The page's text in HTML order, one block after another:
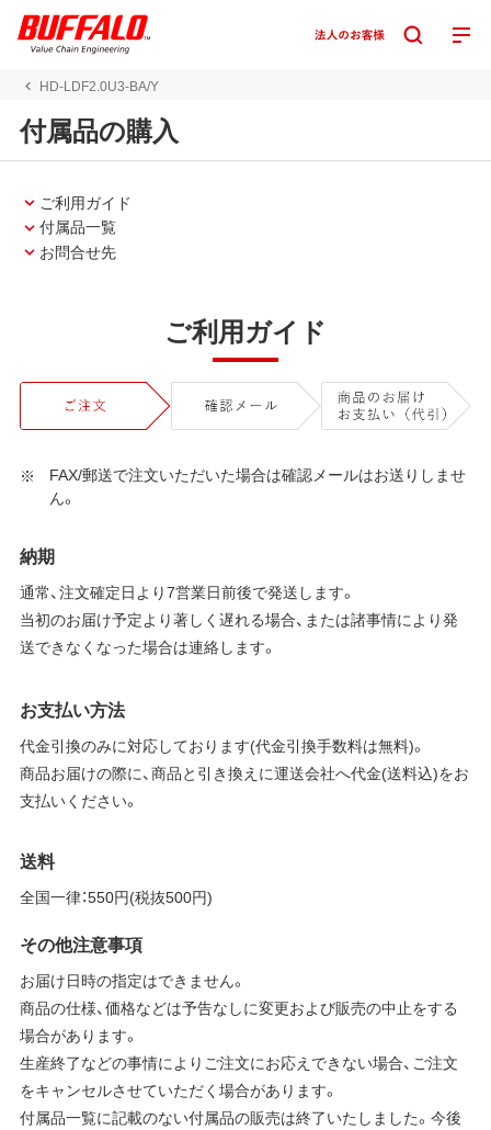
HD-LDF2.0U3-BA/Y
付属品の購入
ご利用ガイド
付属品一覧
お問合せ先
ご利用ガイド
FAX/郵送で注文いただいた場合は確認メールはお送りしませ
ん。
納期
通常、注文確定日より7営業日前後で発送します。
当初のお届け予定より著しく遅れる場合、または諸事情により発
送できなくなった場合は連絡します。
お支払い方法
代金引換のみに対応しております(代金引換手数料は無料)。
商品お届けの際に、商品と引き換えに運送会社へ代金(送料込)をお
支払いください。
送料
全国一律：550円(税抜500円)
その他注意事項
お届け日時の指定はできません。
商品の仕様、価格などは予告なしに変更および販売の中止をする
場合があります。
生産終了などの事情によりご注文にお応えできない場合、ご注文
をキャンセルさせていただく場合があります。
付属品一覧に記載のない付属品の販売は終了いたしました。今後